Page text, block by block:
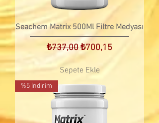
Seachem Matrix 500Ml Filtre Medyası
Normal Fiyat
₺737,00İndirimli Fiyat
₺700,15
Sepete Ekle
%5 İndirim